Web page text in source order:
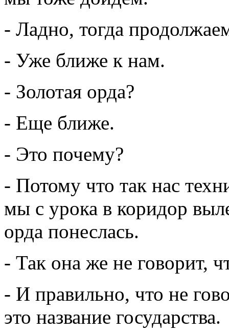
- Ладно, тогда
- Уже ближе к нам.
- Золотая орда?
- Еще ближе.
- Это почему?
- Потому что так нас
мы с урока в коридор
орда понеслась.
- Так она же не говорит,
- И правильно, что не
это название государства.